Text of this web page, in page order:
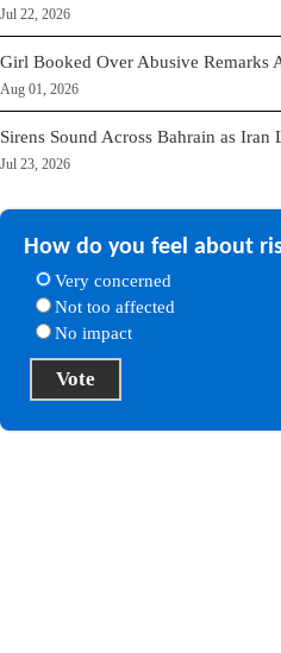
Jul 22, 2026
Girl Booked Over Abusive Remarks
Aug 01, 2026
Sirens Sound Across Bahrain as Iran
Jul 23, 2026
How do you feel about
Very concerned
Not too affected
No impact